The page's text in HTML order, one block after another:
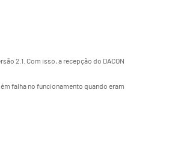
2.1. Com isso, a recepção do DACON
falha no funcionamento quando eram